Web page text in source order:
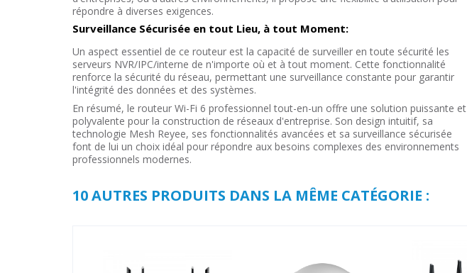
répondre à diverses exigences.
Surveillance Sécurisée en tout Lieu, à tout Moment:
Un aspect essentiel de ce routeur est la capacité de surveiller en toute sécurité les
serveurs NVR/IPC/interne de n'importe où et à tout moment. Cette fonctionnalité
renforce la sécurité du réseau, permettant une surveillance constante pour garantir
l'intégrité des données et des systèmes.
En résumé, le routeur Wi-Fi 6 professionnel tout-en-un offre une solution puissante et
polyvalente pour la construction de réseaux d'entreprise. Son design intuitif, sa
technologie Mesh Reyee, ses fonctionnalités avancées et sa surveillance sécurisée
font de lui un choix idéal pour répondre aux besoins complexes des environnements
professionnels modernes.
10 AUTRES PRODUITS DANS LA MÊME CATÉGORIE :